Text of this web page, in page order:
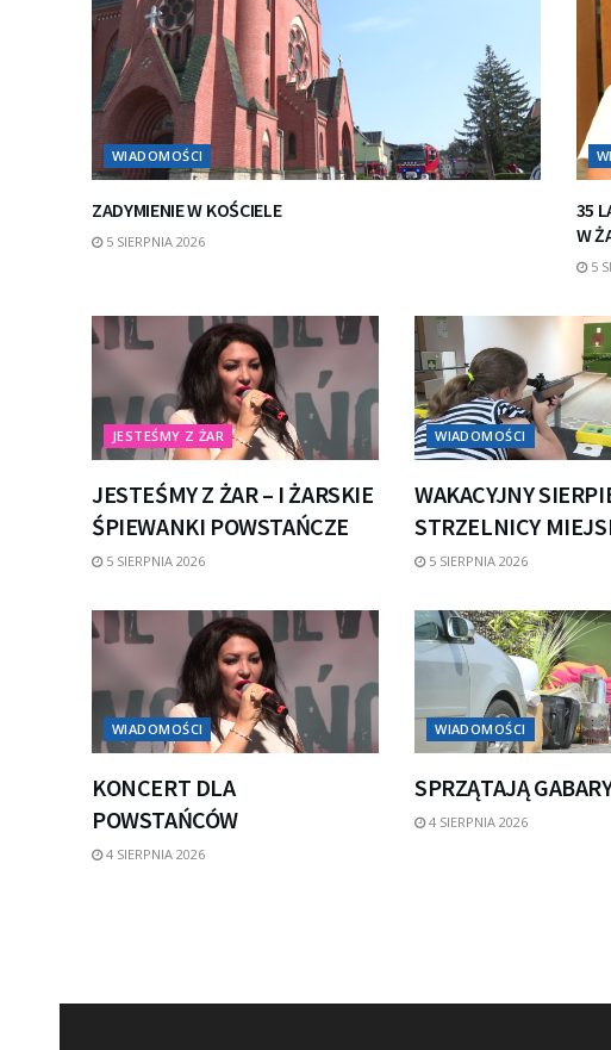
WIADOMOŚCI
ZADYMIENIE W KOŚCIELE
5 SIERPNIA 2026
35
W
5
JESTEŚMY Z ŻAR
JESTEŚMY Z ŻAR – I ŻARSKIE
ŚPIEWANKI POWSTAŃCZE
5 SIERPNIA 2026
WIADOMOŚCI
WAKACYJNY
STRZELNICY
5 SIERPNIA 2026
WIADOMOŚCI
KONCERT DLA
POWSTAŃCÓW
4 SIERPNIA 2026
WIADOMOŚCI
SPRZĄTAJĄ
4 SIERPNIA 2026